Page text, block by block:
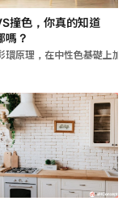
市集擺攤販售植
撞色，你真的知道
嗎？
環原理，在中性色基礎上加